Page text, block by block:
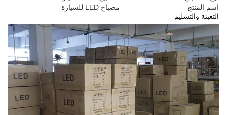
اسم المنتج
مصباح LED للسيارة
التعبئة والتسليم